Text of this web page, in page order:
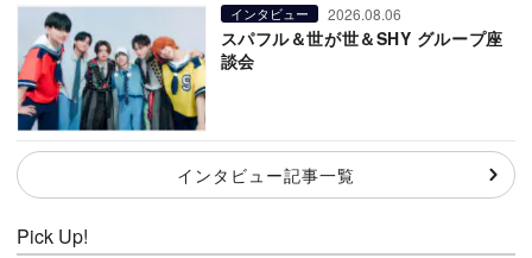
インタビュー 2026.08.06
スパフル＆世が世＆SHY グループ座
談会
インタビュー記事一覧
Pick Up!